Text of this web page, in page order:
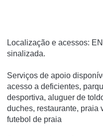
Localização e acessos:
sinalizada.
Serviços de apoio
acesso a deficientes,
desportiva, aluguer de
duches, restaurante, praia
futebol de praia